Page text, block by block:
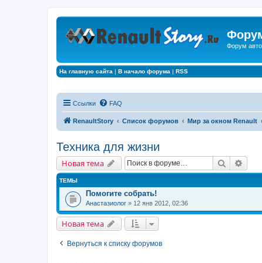
Форум
На главную сайта | В начало форума | RSS
Ссылки FAQ
RenaultStory Список форумов Мир за окном Renault
Техника для жизни
Новая тема Поиск
ТЕМЫ
Помогите собрать!
Анастазиолог » 12 янв 2012, 02:36
Новая тема
Вернуться к списку форумов